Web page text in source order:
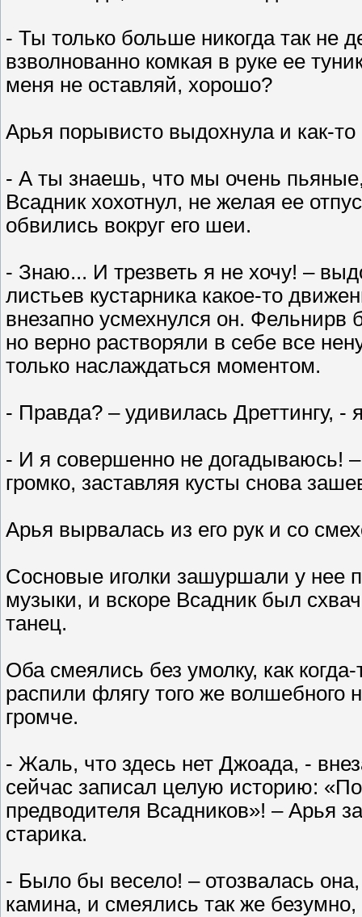
- Ты только больше никогда так не
взволнованно комкая в руке ее
меня не оставляй, хорошо?
Арья порывисто выдохнула и как-то
- А ты знаешь, что мы очень
Всадник хохотнул, не желая ее
обвились вокруг его шеи.
- Знаю... И трезветь я не хочу! –
листьев кустарника какое-то
внезапно усмехнулся он.
но верно растворяли в себе все
только наслаждаться моментом.
- Правда? – удивилась Дреттингу, -
- И я совершенно не догадываюсь!
громко, заставляя кусты снова
Арья вырвалась из его рук и со
Сосновые иголки зашуршали у нее
музыки, и вскоре Всадник был
танец.
Оба смеялись без умолку, как
распили флягу того же волшебного
громче.
- Жаль, что здесь нет Джоада, -
сейчас записал целую историю:
предводителя Всадников»! – Арья
старика.
- Было бы весело! – отозвалась
камина, и смеялись так же